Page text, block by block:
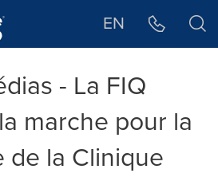
EN
- La FIQ
marche pour la
de la Clinique